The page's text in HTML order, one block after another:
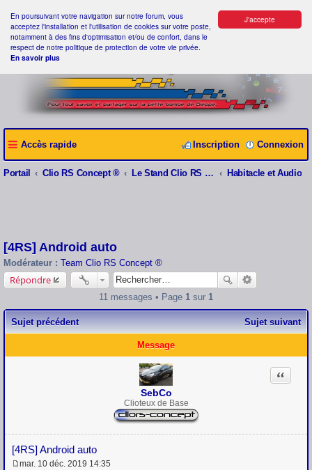
J'accepte
En poursuivant votre navigation sur notre forum, vous
acceptez l'installation et l'utilisation de cookies sur votre poste,
notamment à des fins d'optimisation et/ou de confort, dans le
respect de notre politique de protection de votre vie privée.
En savoir plus
Accès rapide Connexion
Inscription
Portail Clio RS Concept ® Le Stand Clio RS Concept ® Habitacle et Audio
[4RS] Android auto
Modérateur : Team Clio RS Concept ®
Répondre
11 messages • Page 1 sur 1
Sujet précédent Sujet suivant
Message
SebCo
Clioteux de Base
[4RS] Android auto
Citation
mar. 10 déc. 2019 14:35